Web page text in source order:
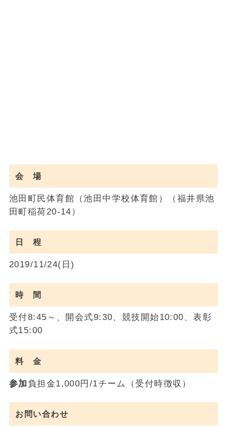
会 場
池田町民体育館（池田中学校体育館）（福井県池
田町稲荷20-14）
日 程
2019/11/24(日)
時 間
受付8:45～、開会式9:30、競技開始10:00、表彰
式15:00
料 金
参加 負担金1,000円/1チーム（受付時徴収）
お問い合わせ